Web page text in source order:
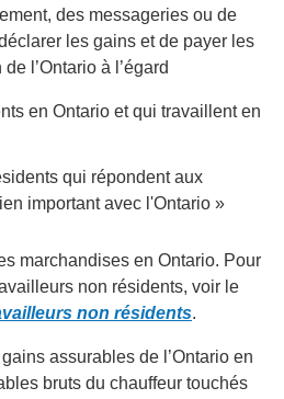
des messageries ou de
les gains et de payer les
l’Ontario à l’égard
en Ontario et qui travaillent en
qui répondent aux
important avec l'Ontario »
marchandises en Ontario. Pour
non résidents, voir le
non résidents.
assurables de l’Ontario en
bruts du chauffeur touchés